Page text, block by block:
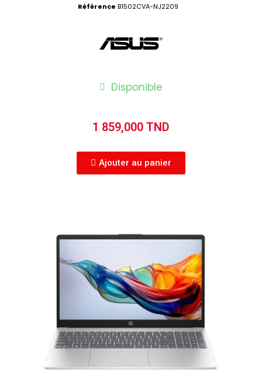
Référence B1502CVA-NJ2209
Disponible
1 859,000 TND
Ajouter au panier